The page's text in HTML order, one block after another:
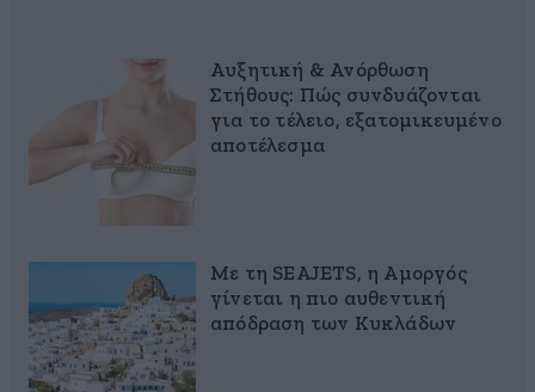
Αυξητική & Ανόρθωση
Στήθους: Πώς συνδυάζονται
για το τέλειο, εξατομικευμένο
αποτέλεσμα
Με τη SEAJETS, η Αμοργός
γίνεται η πιο αυθεντική
απόδραση των Κυκλάδων